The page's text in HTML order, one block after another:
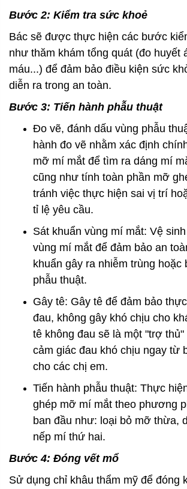
Bước 2: Kiểm tra sức khoẻ
Bác sẽ được thực hiện các bước
như thăm khám tổng quát (đo huyết
máu...) để đảm bảo điều kiện sức
diễn ra trong an toàn.
Bước 3: Tiến hành phẫu thuật
Đo vẽ, đánh dấu vùng phẫu
hành đo vẽ nhằm xác định
mỡ mí mắt để tìm ra dáng mí
cũng như tính toàn phần mỡ
tránh việc thực hiện sai vị trí
tỉ lệ yêu cầu.
Sát khuẩn vùng mí mắt: Vệ
vùng mí mắt để đảm bảo an
khuẩn gây ra nhiễm trùng hoặc
phẫu thuật.
Gây tê: Gây tê để đảm bảo
đau, không gây khó chịu cho
tê không đau sẽ là một "trợ thủ"
cảm giác đau khó chịu ngay từ
cho các chị em.
Tiến hành phẫu thuật: Thực
ghép mỡ mí mắt theo phương
ban đầu như: loại bỏ mỡ thừa,
nếp mí thứ hai.
Bước 4: Đóng vết mổ
Sử dụng chỉ khâu thẩm mỹ để đóng